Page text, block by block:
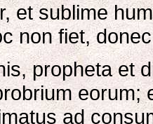
et sublime
non fiet,
propheta et
eorum;
ad